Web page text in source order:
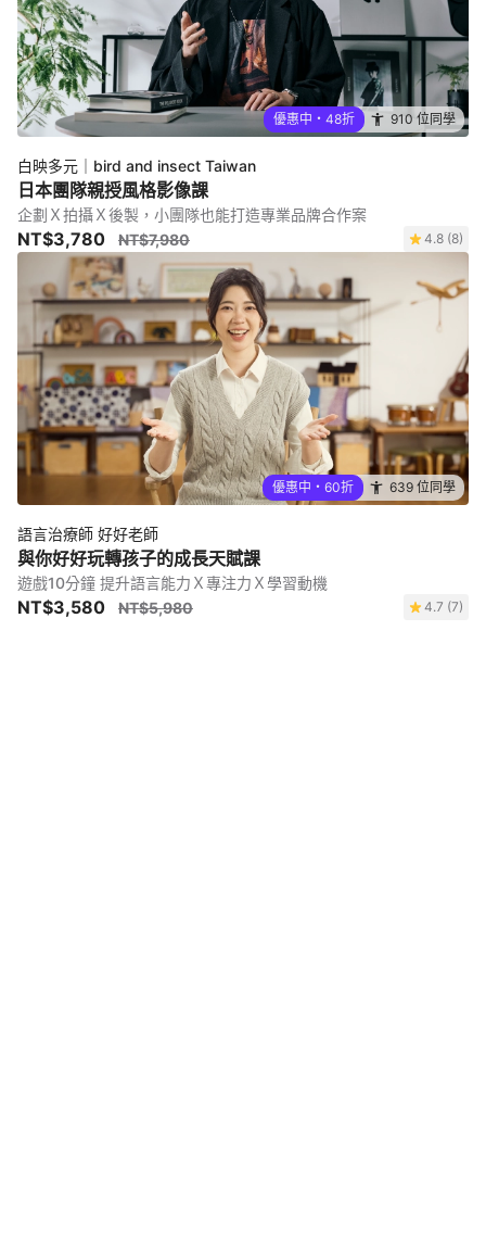
優惠中・48折 910 位同學
白映多元｜bird and insect Taiwan
日本團隊親授風格影像課
企劃Ｘ拍攝Ｘ後製，小團隊也能打造專業品牌合作案
NT$3,780 NT$7,980 4.8 (8)
優惠中・60折 639 位同學
語言治療師 好好老師
與你好好玩轉孩子的成長天賦課
遊戲10分鐘 提升語言能力Ｘ專注力Ｘ學習動機
NT$3,580 NT$5,980 4.7 (7)